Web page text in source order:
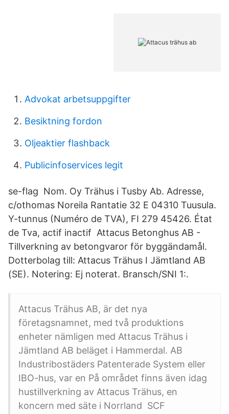
Advokat arbetsuppgifter
Besiktning fordon
Oljeaktier flashback
Publicinfoservices legit
se-flag Nom. Oy Trähus i Tusby Ab. Adresse,
c/othomas Noreila Rantatie 32 E 04310 Tuusula.
Y-tunnus (Numéro de TVA), FI 279 45426. État
de Tva, actif inactif Attacus Betonghus AB -
Tillverkning av betongvaror för byggändamål.
Dotterbolag till: Attacus Trähus I Jämtland AB
(SE). Notering: Ej noterat. Bransch/SNI 1:.
Attacus Trähus AB, är det nya
företagsnamnet, med två produktions
enheter nämligen med Attacus Trähus i
Jämtland AB beläget i Hammerdal. AB
Industribostäders Patenterade System eller
IBO-hus, var en På området finns även idag
hustillverkning av Attacus Trähus, en
koncern med säte i Norrland SCF